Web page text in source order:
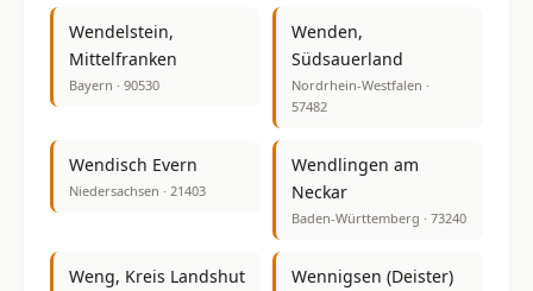
Wendelstein,
Mittelfranken
Bayern · 90530
Wenden,
Südsauerland
Nordrhein-Westfalen ·
57482
Wendisch Evern
Niedersachsen · 21403
Wendlingen am
Neckar
Baden-Württemberg · 73240
Weng, Kreis Landshut Wennigsen (Deister)